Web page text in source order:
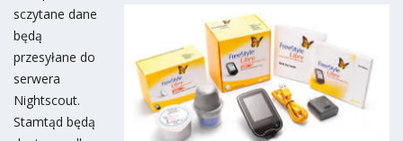
sczytane dane
będą
przesyłane do
serwera
Nightscout.
Stamtąd będą